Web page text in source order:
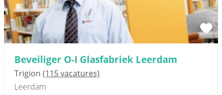
Beveiliger O-I Glasfabriek Leerdam
Trigion (115 vacatures)
Leerdam